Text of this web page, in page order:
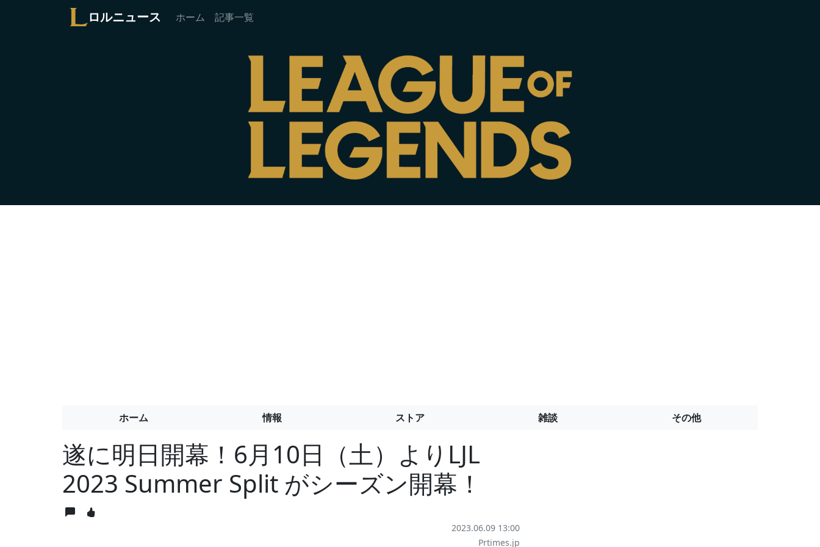
ロルニュース ホーム 記事一覧
ホーム 情報 ストア 雑談 その他
遂に明日開幕！6月10日（土）よりLJL
2023 Summer Split がシーズン開幕！
2023.06.09 13:00
Prtimes.jp